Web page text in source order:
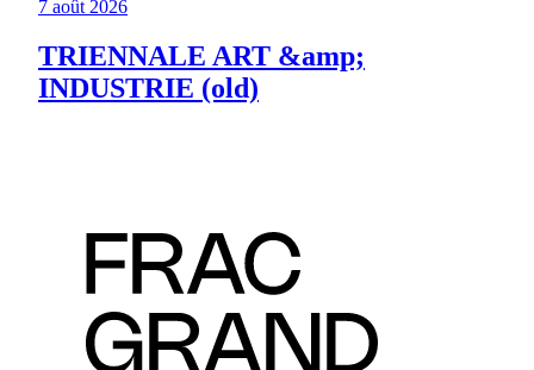
7 août 2026
TRIENNALE ART &amp;
INDUSTRIE (old)